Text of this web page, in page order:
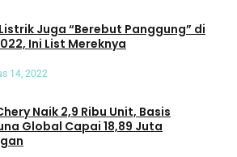
Juga “Berebut Panggung” di
Ini List Mereknya
14, 2022
Naik 2,9 Ribu Unit, Basis
Global Capai 18,89 Juta